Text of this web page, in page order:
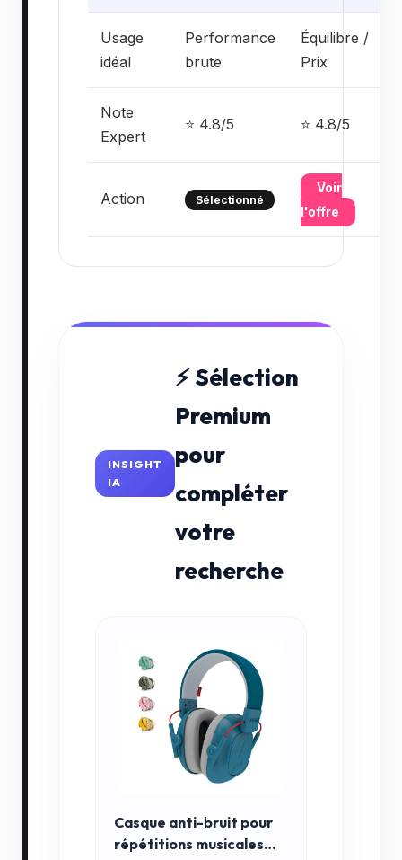
Usage
idéal
Performance
brute
Équilibre /
Prix
Note
Expert
⭐ 4.8/5 ⭐ 4.8/5
Action Sélectionné
Voir
l'offre
INSIGHT
IA
⚡ Sélection
Premium
pour
compléter
votre
recherche
Casque anti-bruit pour
répétitions musicales